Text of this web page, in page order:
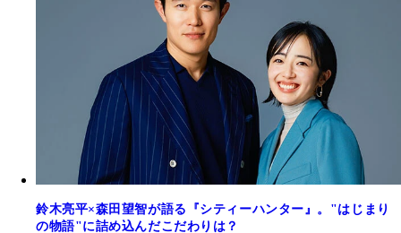
鈴木亮平×森田望智が語る『シティーハンター』。"はじまり
の物語"に詰め込んだこだわりは？